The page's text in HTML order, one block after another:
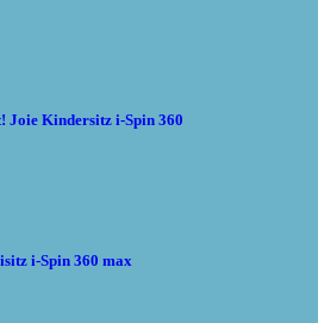
Joie Kindersitz i-Spin 360
i-Spin 360 max